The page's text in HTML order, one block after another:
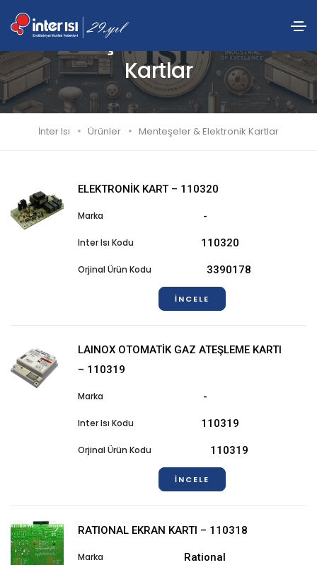
Menteşeler & Elektronik
Kartlar
İnter Isı Ürünler Menteşeler & Elektronik Kartlar
ELEKTRONİK KART – 110320
-
110320
3390178
İNCELE
LAINOX OTOMATİK GAZ ATEŞLEME KARTI
– 110319
-
110319
110319
İNCELE
RATIONAL EKRAN KARTI – 110318
Rational